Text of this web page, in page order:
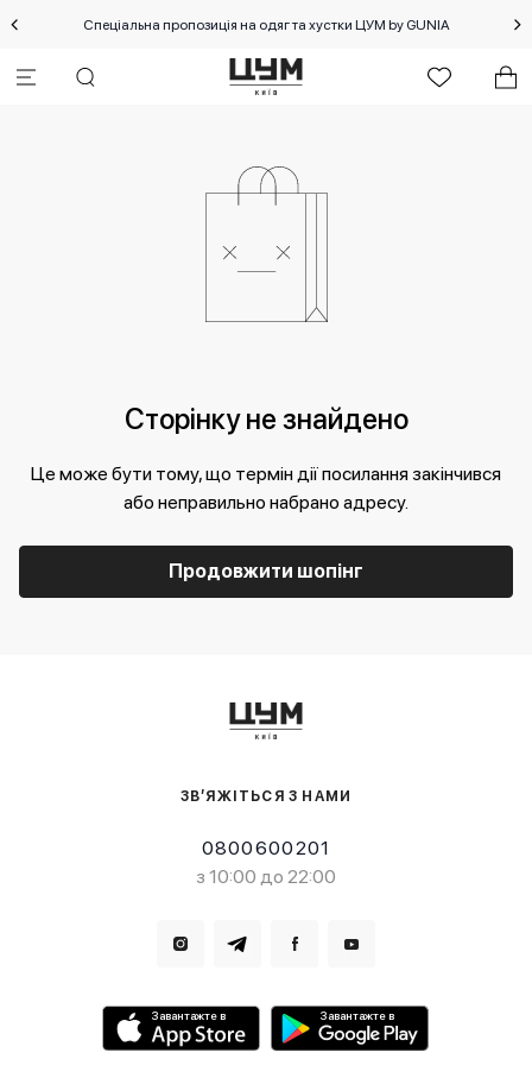
Спеціальна пропозиція на одяг та хустки ЦУМ by GUNIA
Сторінку не знайдено
Це може бути тому, що термін дії посилання закінчився
або неправильно набрано адресу.
Продовжити шопінг
ЗВ’ЯЖІТЬСЯ З НАМИ
0800600201
з 10:00 до 22:00
Завантажте в Завантажте в